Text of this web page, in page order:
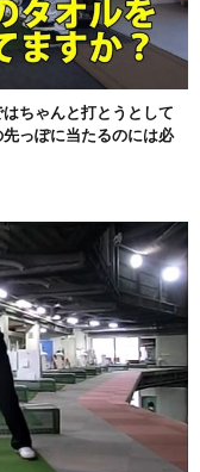
ちゃんと打とうとして
っぽに当たるのには必